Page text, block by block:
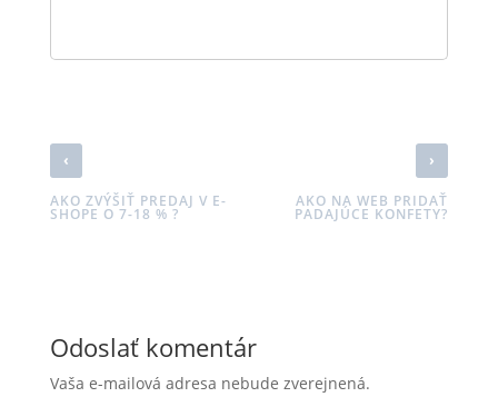
‹
AKO ZVÝŠIŤ PREDAJ V E-
SHOPE O 7-18 % ?
›
AKO NA WEB PRIDAŤ
PADAJÚCE KONFETY?
Odoslať komentár
Vaša e-mailová adresa nebude zverejnená.